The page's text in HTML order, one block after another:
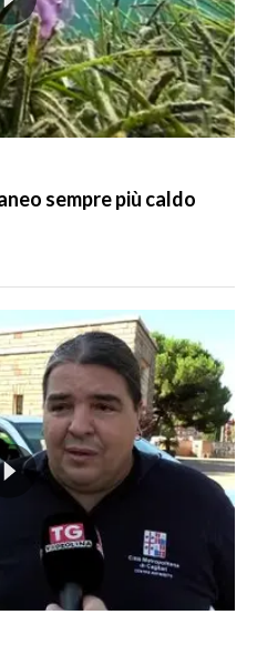
sempre più caldo